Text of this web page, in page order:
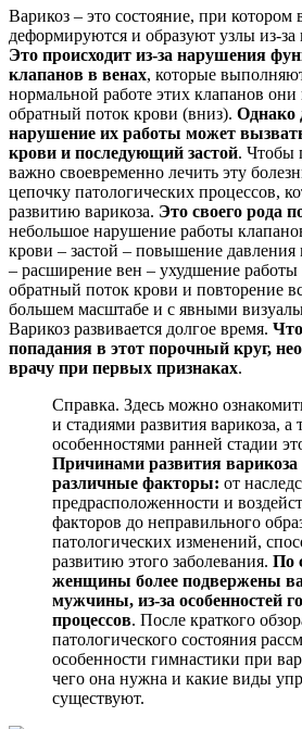
Варикоз – это состояние, при
деформируются и образуют узлы из-за
Это происходит из-за нарушения
клапанов в венах, которые
нормальной работе этих клапанов
обратный поток крови (вниз). Однако
нарушение их работы может
крови и последующий застой. Чтобы
важно своевременно лечить эту
цепочку патологических процессов,
развитию варикоза. Это своего рода
небольшое нарушение работы
крови – застой – повышение давления
– расширение вен – ухудшение работы
обратный поток крови и повторение
большем масштабе и с явными
Варикоз развивается долгое время.
попадания в этот порочный круг,
врачу при первых признаках.
Справка. Здесь можно
и стадиями развития варикоза, а
особенностями ранней стадии
Причинами развития
различные факторы: от
предрасположенности и
факторов до неправильного
патологических изменений,
развитию этого заболевания. По
женщины более подвержены
мужчины, из-за особенностей
процессов. После краткого
патологического состояния
особенности гимнастики при
чего она нужна и какие виды
существуют.